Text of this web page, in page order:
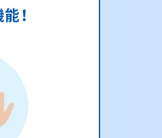
！